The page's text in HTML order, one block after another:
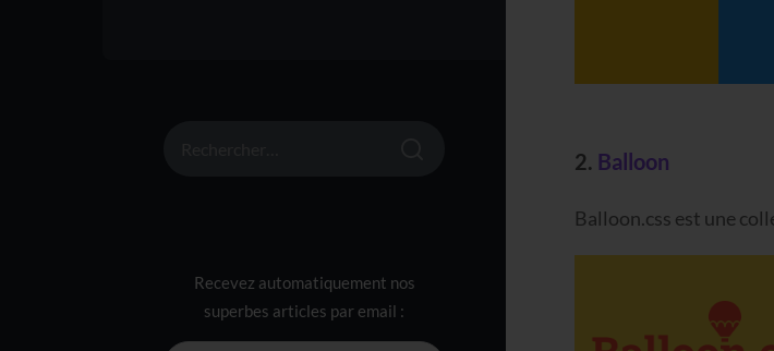
Recevez automatiquement nos
superbes articles par email :
2. Balloon
Balloon.css est une